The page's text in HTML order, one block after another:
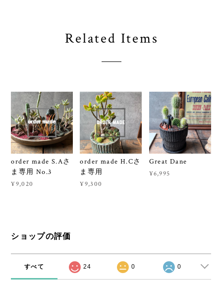
Related Items
order made S.Aさ
ま専用 No.3
¥9,020
order made H.Cさ
ま専用
¥9,300
Great Dane
¥6,995
ショップの評価
すべて 24 0 0